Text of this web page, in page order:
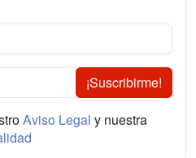
¡Suscribirme!
Aviso Legal y nuestra